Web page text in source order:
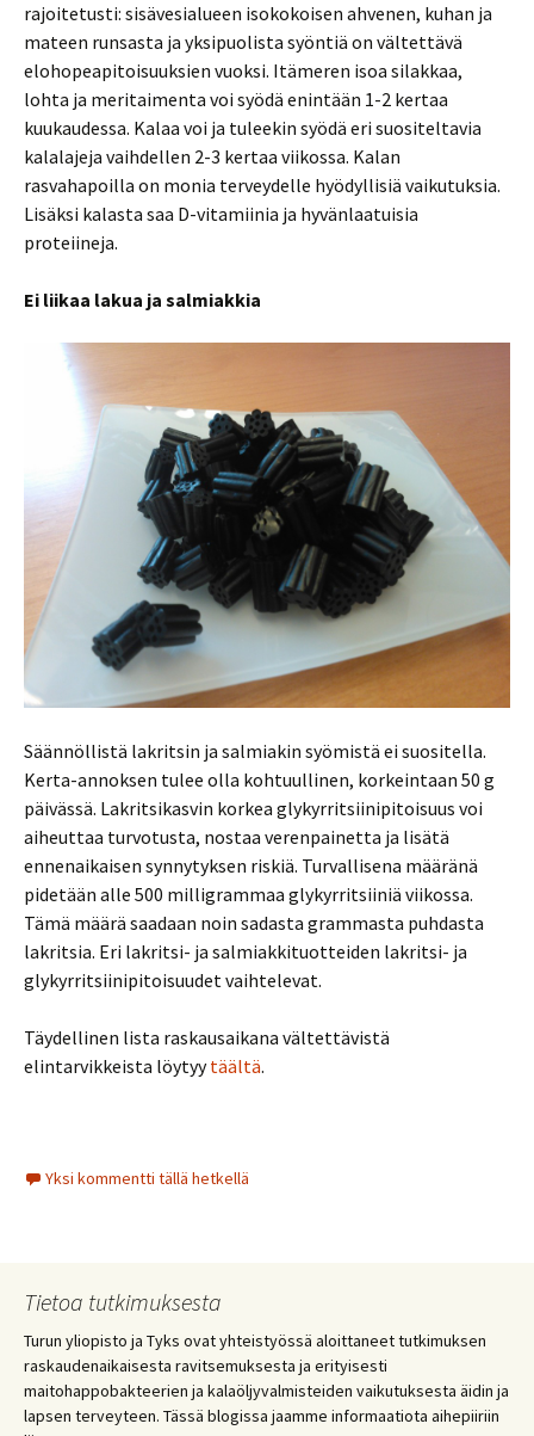
rajoitetusti: sisävesialueen isokokoisen ahvenen, kuhan ja
mateen runsasta ja yksipuolista syöntiä on vältettävä
elohopeapitoisuuksien vuoksi. Itämeren isoa silakkaa,
lohta ja meritaimenta voi syödä enintään 1-2 kertaa
kuukaudessa. Kalaa voi ja tuleekin syödä eri suositeltavia
kalalajeja vaihdellen 2-3 kertaa viikossa. Kalan
rasvahapoilla on monia terveydelle hyödyllisiä vaikutuksia.
Lisäksi kalasta saa D-vitamiinia ja hyvänlaatuisia
proteiineja.
Ei liikaa lakua ja salmiakkia
Säännöllistä lakritsin ja salmiakin syömistä ei suositella.
Kerta-annoksen tulee olla kohtuullinen, korkeintaan 50 g
päivässä. Lakritsikasvin korkea glykyrritsiinipitoisuus voi
aiheuttaa turvotusta, nostaa verenpainetta ja lisätä
ennenaikaisen synnytyksen riskiä. Turvallisena määränä
pidetään alle 500 milligrammaa glykyrritsiiniä viikossa.
Tämä määrä saadaan noin sadasta grammasta puhdasta
lakritsia. Eri lakritsi- ja salmiakkituotteiden lakritsi- ja
glykyrritsiinipitoisuudet vaihtelevat.
Täydellinen lista raskausaikana vältettävistä
elintarvikkeista löytyytäältä.
Yksi kommentti tällä hetkellä
Tietoa tutkimuksesta
Turun yliopisto ja Tyks ovat yhteistyössä aloittaneet tutkimuksen
raskaudenaikaisesta ravitsemuksesta ja erityisesti
maitohappobakteerien ja kalaöljyvalmisteiden vaikutuksesta äidin ja
lapsen terveyteen. Tässä blogissa jaamme informaatiota aihepiiriin